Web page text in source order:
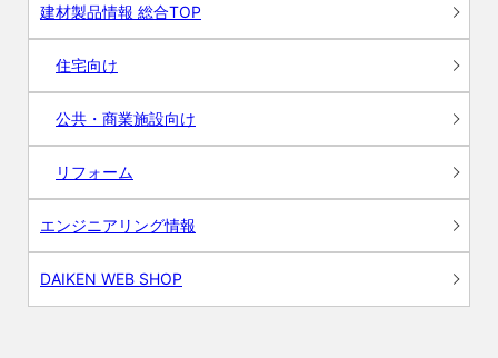
建材製品情報 総合TOP
住宅向け
公共・商業施設向け
リフォーム
エンジニアリング情報
DAIKEN WEB SHOP